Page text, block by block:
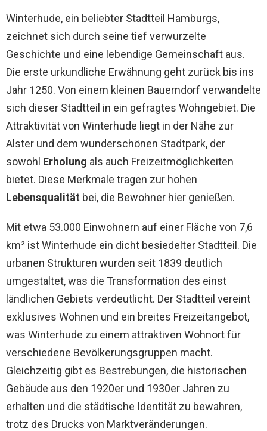
Winterhude, ein beliebter Stadtteil Hamburgs,
zeichnet sich durch seine tief verwurzelte
Geschichte und eine lebendige Gemeinschaft aus.
Die erste urkundliche Erwähnung geht zurück bis ins
Jahr 1250. Von einem kleinen Bauerndorf verwandelte
sich dieser Stadtteil in ein gefragtes Wohngebiet. Die
Attraktivität von Winterhude liegt in der Nähe zur
Alster und dem wunderschönen Stadtpark, der
sowohl Erholung als auch Freizeitmöglichkeiten
bietet. Diese Merkmale tragen zur hohen
Lebensqualität bei, die Bewohner hier genießen.
Mit etwa 53.000 Einwohnern auf einer Fläche von 7,6
km² ist Winterhude ein dicht besiedelter Stadtteil. Die
urbanen Strukturen wurden seit 1839 deutlich
umgestaltet, was die Transformation des einst
ländlichen Gebiets verdeutlicht. Der Stadtteil vereint
exklusives Wohnen und ein breites Freizeitangebot,
was Winterhude zu einem attraktiven Wohnort für
verschiedene Bevölkerungsgruppen macht.
Gleichzeitig gibt es Bestrebungen, die historischen
Gebäude aus den 1920er und 1930er Jahren zu
erhalten und die städtische Identität zu bewahren,
trotz des Drucks von Marktveränderungen.